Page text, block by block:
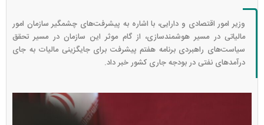
وزیر امور اقتصادی و دارایی، با اشاره به پیشرفت‌های چشمگیر سازمان امور
مالیاتی در مسیر هوشمندسازی، از گام موثر این سازمان در مسیر تحقق
سیاست‌های راهبردی برنامه هفتم پیشرفت برای جایگزینی مالیات به جای
درآمد‌های نفتی در بودجه جاری کشور خبر داد.